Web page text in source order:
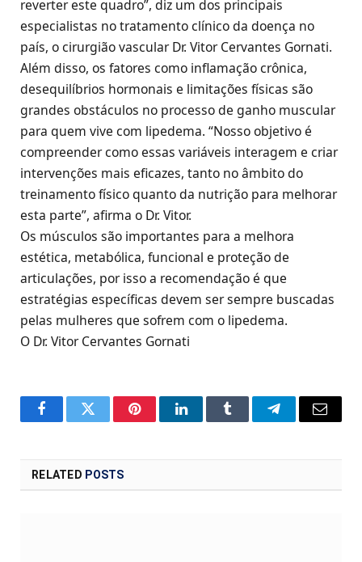
reverter este quadro”, diz um dos principais
especialistas no tratamento clínico da doença no
país, o cirurgião vascular Dr. Vitor Cervantes Gornati.
Além disso, os fatores como inflamação crônica,
desequilíbrios hormonais e limitações físicas são
grandes obstáculos no processo de ganho muscular
para quem vive com lipedema. “Nosso objetivo é
compreender como essas variáveis interagem e criar
intervenções mais eficazes, tanto no âmbito do
treinamento físico quanto da nutrição para melhorar
esta parte”, afirma o Dr. Vitor.
Os músculos são importantes para a melhora
estética, metabólica, funcional e proteção de
articulações, por isso a recomendação é que
estratégias específicas devem ser sempre buscadas
pelas mulheres que sofrem com o lipedema.
O Dr. Vitor Cervantes Gornati
FacebookTwitter PinterestLinkedInTumblr TelegramEmail
RELATED POSTS